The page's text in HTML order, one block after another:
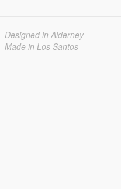
Designed in Alderney
Made in Los Santos